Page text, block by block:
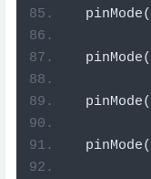
  pinMode
(
  pinMode
(
  pinMode
(
  pinMode
(